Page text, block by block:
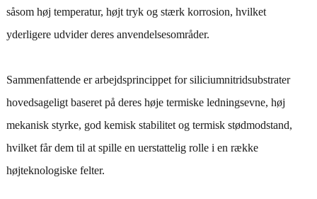
såsom høj temperatur, højt tryk og stærk korrosion, hvilket
yderligere udvider deres anvendelsesområder.
Sammenfattende er arbejdsprincippet for siliciumnitridsubstrater
hovedsageligt baseret på deres høje termiske ledningsevne, høj
mekanisk styrke, god kemisk stabilitet og termisk stødmodstand,
hvilket får dem til at spille en uerstattelig rolle i en række
højteknologiske felter.